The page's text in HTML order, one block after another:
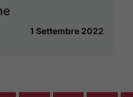
1 Settembre 2022